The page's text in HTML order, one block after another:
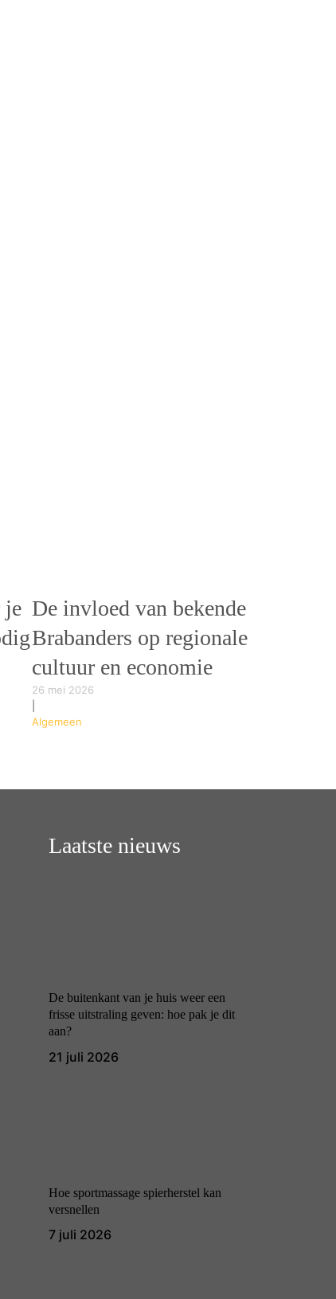
je De invloed van bekende
Brabanders op regionale
cultuur en economie
26 mei 2026
Algemeen
Laatste nieuws
De buitenkant van je huis weer een
frisse uitstraling geven: hoe pak je dit
aan?
21 juli 2026
Hoe sportmassage spierherstel kan
versnellen
7 juli 2026